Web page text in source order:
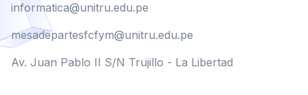
informatica@unitru.edu.pe
mesadepartesfcfym@unitru.edu.pe
Av. Juan Pablo II S/N Trujillo - La Libertad